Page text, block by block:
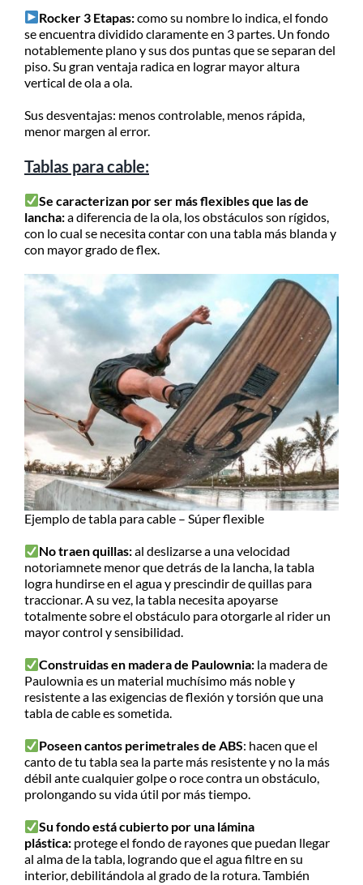
Rocker 3 Etapas:como su nombre lo indica, el fondo
se encuentra dividido claramente en 3 partes. Un fondo
notablemente plano y sus dos puntas que se separan del
piso. Su gran ventaja radica en lograr mayor altura
vertical de ola a ola.
Sus desventajas: menos controlable, menos rápida,
menor margen al error.
Tablas para cable:
Se caracterizan por ser más flexibles que las de
lancha:a diferencia de la ola, los obstáculos son rígidos,
con lo cual se necesita contar con una tabla más blanda y
con mayor grado de flex.
Ejemplo de tabla para cable – Súper flexible
No traen quillas:al deslizarse a una velocidad
notoriamnete menor que detrás de la lancha, la tabla
logra hundirse en el agua y prescindir de quillas para
traccionar. A su vez, la tabla necesita apoyarse
totalmente sobre el obstáculo para otorgarle al rider un
mayor control y sensibilidad.
Construidas en madera de Paulownia: la madera de
Paulownia es un material muchísimo más noble y
resistente a las exigencias de flexión y torsión que una
tabla de cable es sometida.
Poseen cantos perimetrales de ABS: hacen que el
canto de tu tabla sea la parte más resistente y no la más
débil ante cualquier golpe o roce contra un obstáculo,
prolongando su vida útil por más tiempo.
Su fondo está cubierto por una lámina
plástica: protege el fondo de rayones que puedan llegar
al alma de la tabla, logrando que el agua filtre en su
interior, debilitándola al grado de la rotura. También